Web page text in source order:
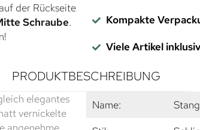
der Rückseite
Schraube.
Kompakte
Viele Artikel
PRODUKTBESCHREIBUNG
elegantes
vernickelte
angenehme
Name: